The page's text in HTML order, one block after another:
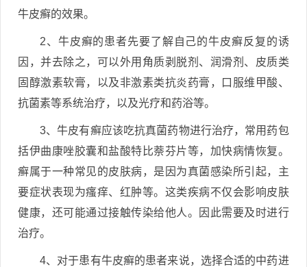
牛皮癣的效果。
2、牛皮癣的患者先要了解自己的牛皮癣反复的诱
因，并去除之，可以外用角质剥脱剂、润滑剂、皮质类
固醇激素软膏，以及非激素类抗炎药膏，口服维甲酸、
抗菌素等系统治疗，以及光疗和药浴等。
3、牛皮有癣应该吃抗真菌药物进行治疗，常用药包
括伊曲康唑胶囊和盐酸特比萘芬片等，加快病情恢复。
癣属于一种常见的皮肤病，是因为真菌感染所引起，主
要症状表现为瘙痒、红肿等。这类疾病不仅会影响皮肤
健康，还可能通过接触传染给他人。因此需要及时进行
治疗。
4、对于患有牛皮癣的患者来说，选择合适的中药进